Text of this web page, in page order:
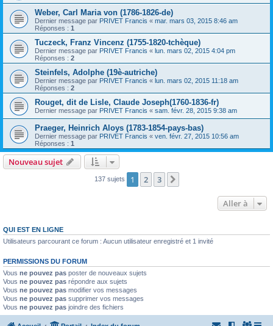
Weber, Carl Maria von (1786-1826-de)
Dernier message par PRIVET Francis « mar. mars 03, 2015 8:46 am
Réponses : 1
Tuczeck, Franz Vincenz (1755-1820-tchèque)
Dernier message par PRIVET Francis « lun. mars 02, 2015 4:04 pm
Réponses : 2
Steinfels, Adolphe (19è-autriche)
Dernier message par PRIVET Francis « lun. mars 02, 2015 11:18 am
Réponses : 2
Rouget, dit de Lisle, Claude Joseph(1760-1836-fr)
Dernier message par PRIVET Francis « sam. févr. 28, 2015 9:38 am
Praeger, Heinrich Aloys (1783-1854-pays-bas)
Dernier message par PRIVET Francis « ven. févr. 27, 2015 10:56 am
Réponses : 1
Nouveau sujet
137 sujets 1 2 3
Aller à
QUI EST EN LIGNE
Utilisateurs parcourant ce forum : Aucun utilisateur enregistré et 1 invité
PERMISSIONS DU FORUM
Vous ne pouvez pas poster de nouveaux sujets
Vous ne pouvez pas répondre aux sujets
Vous ne pouvez pas modifier vos messages
Vous ne pouvez pas supprimer vos messages
Vous ne pouvez pas joindre des fichiers